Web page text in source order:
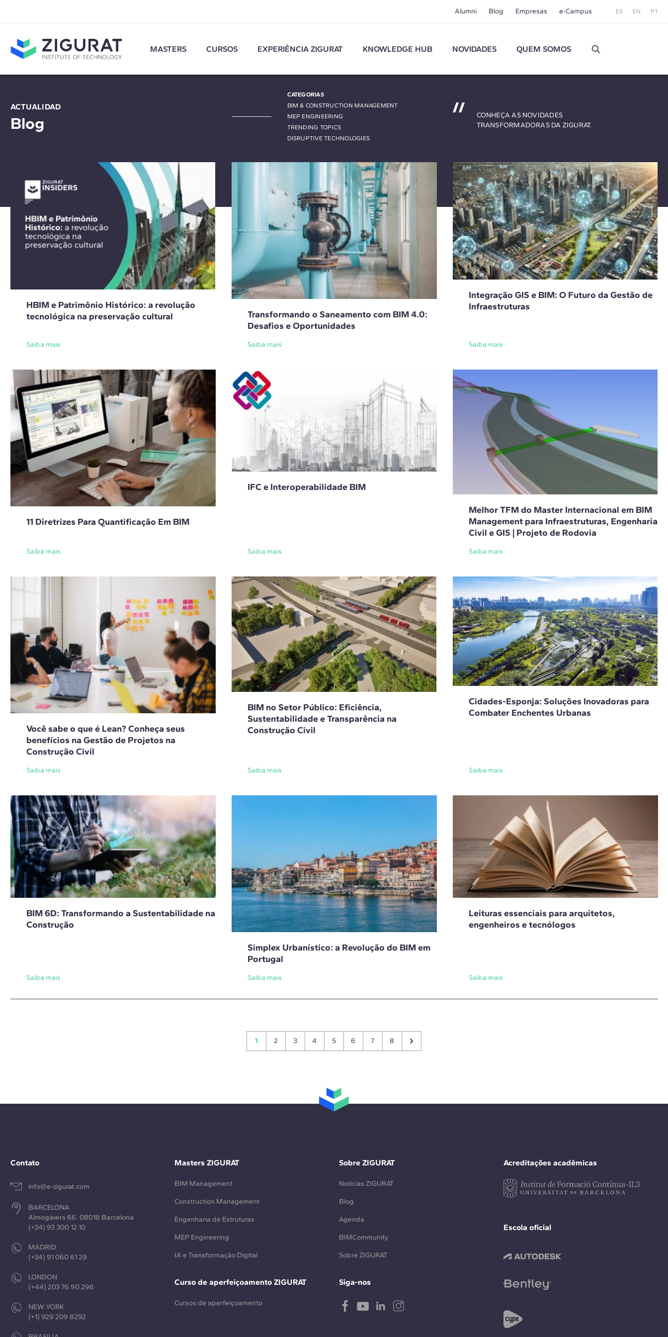
Alumni Blog Empresas e-Campus ES EN PT
MASTERS CURSOS EXPERIÊNCIA ZIGURAT KNOWLEDGE HUB NOVIDADES QUEM SOMOS
ACTUALIDAD
Blog
CATEGORIAS
BIM & CONSTRUCTION MANAGEMENT
MEP ENGINEERING
TRENDING TOPICS
DISRUPTIVE TECHNOLOGIES
CONHEÇA AS NOVIDADES
TRANSFORMADORAS DA ZIGURAT.
HBIM e Patrimônio Histórico: a revolução
tecnológica na preservação cultural
Saiba mais
Transformando o Saneamento com BIM 4.0:
Desafios e Oportunidades
Saiba mais
Integração GIS e BIM: O Futuro da Gestão de
Infraestruturas
Saiba mais
11 Diretrizes Para Quantificação Em BIM
Saiba mais
IFC e Interoperabilidade BIM
Saiba mais
Melhor TFM do Master Internacional em BIM
Management para Infraestruturas, Engenharia
Civil e GIS | Projeto de Rodovia
Saiba mais
Você sabe o que é Lean? Conheça seus
benefícios na Gestão de Projetos na
Construção Civil
Saiba mais
BIM no Setor Público: Eficiência,
Sustentabilidade e Transparência na
Construção Civil
Saiba mais
Cidades-Esponja: Soluções Inovadoras para
Combater Enchentes Urbanas
Saiba mais
BIM 6D: Transformando a Sustentabilidade na
Construção
Saiba mais
Simplex Urbanístico: a Revolução do BIM em
Portugal
Saiba mais
Leituras essenciais para arquitetos,
engenheiros e tecnólogos
Saiba mais
1 2 3 4 5 6 7 8
Contato
info@e-zigurat.com
BARCELONA
Almogàvers 66. 08018 Barcelona
(+34) 93 300 12 10
MADRID
(+34) 91 060 61 29
LONDON
(+44) 203 76 90 296
NEW YORK
(+1) 929 209 8292
Acreditações acadêmicas
Escola oficial
Masters ZIGURAT
BIM Management
Construction Management
Engenharia de Estruturas
MEP Engineering
IA e Transformação Digital
Curso de aperfeiçoamento ZIGURAT
Cursos de aperfeiçoamento
Sobre ZIGURAT
Notícias ZIGURAT
Blog
Agenda
BIMCommunity
Sobre ZIGURAT
Siga-nos